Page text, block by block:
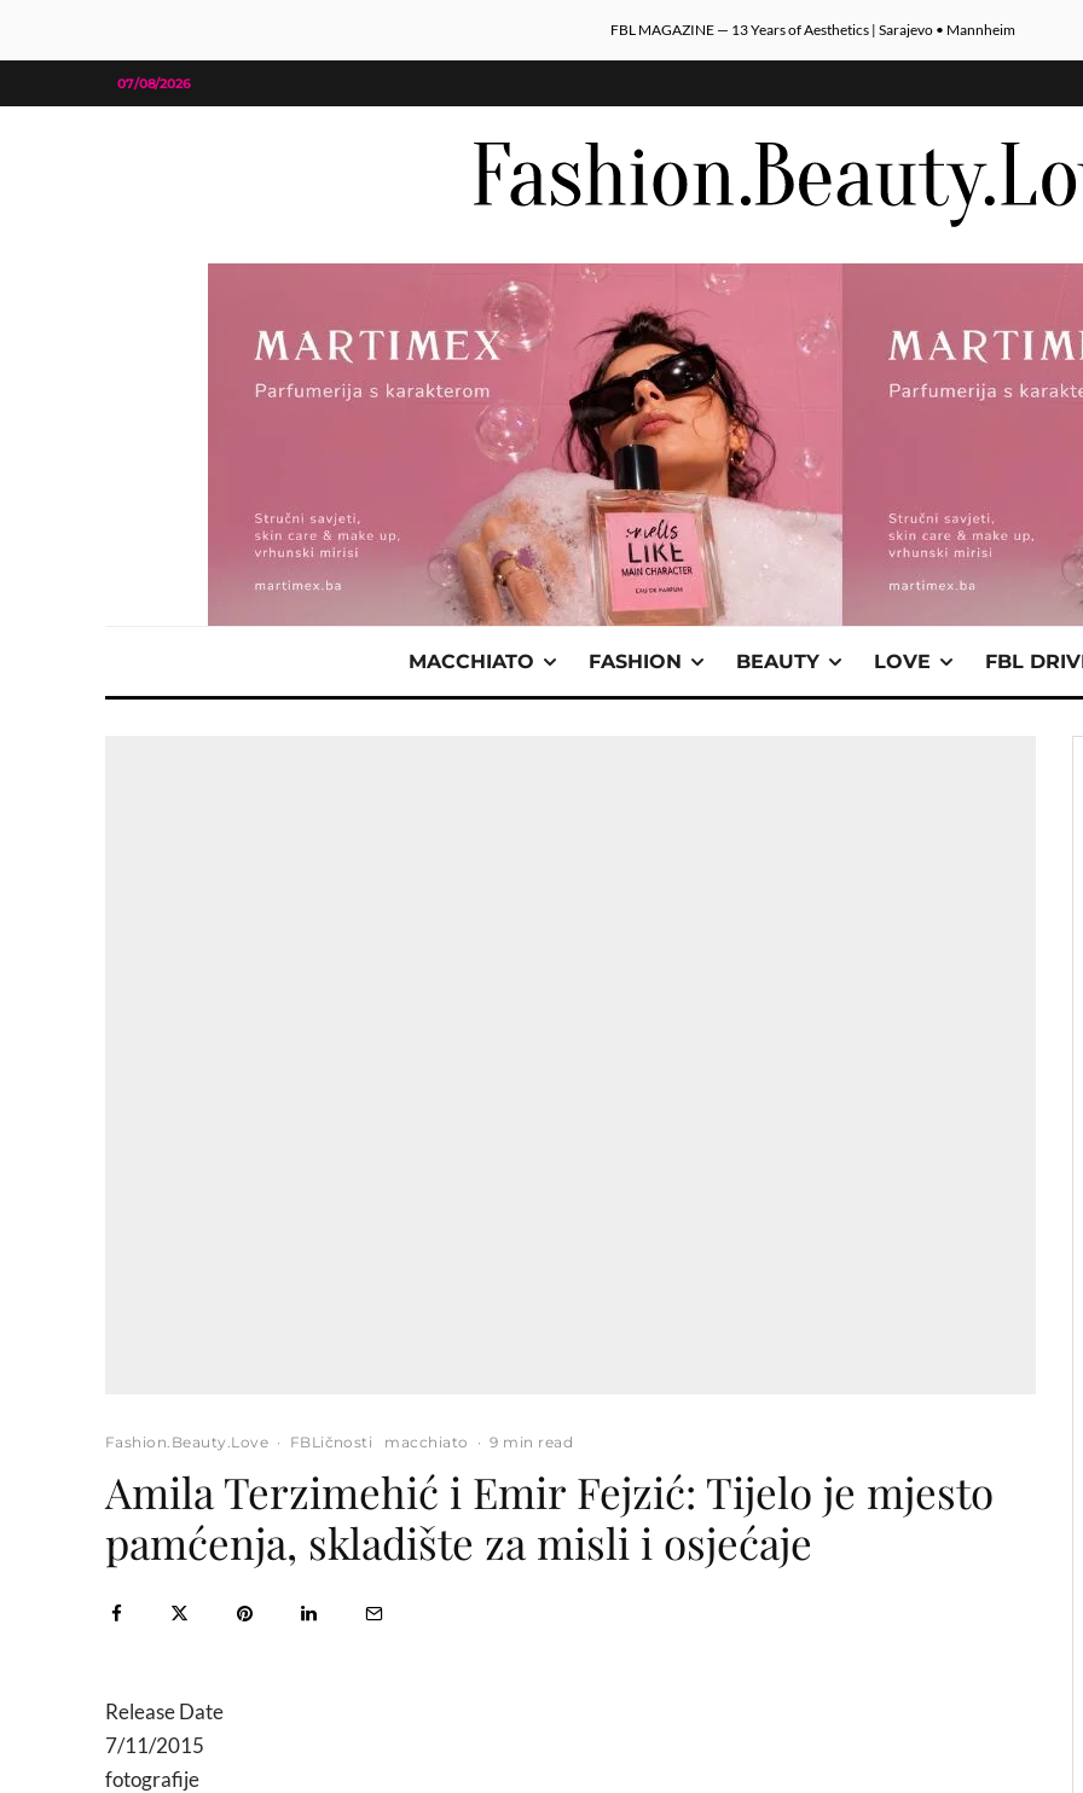
FBL MAGAZINE — 13 Years of Aesthetics | Sarajevo • Mannheim
07/08/2026
MACCHIATO FASHION BEAUTY LOVE FBL
Fashion.Beauty.Love · FBLičnosti macchiato · 9 min read
Amila Terzimehić i Emir Fejzić: Tijelo je mjesto
pamćenja, skladište za misli i osjećaje
Release Date
7/11/2015
fotografije